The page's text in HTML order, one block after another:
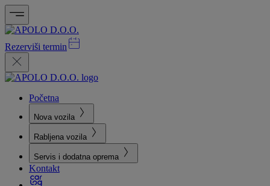
Rezerviši termin
Početna
Nova vozila
Rabljena vozila
Servis i dodatna oprema
Kontakt